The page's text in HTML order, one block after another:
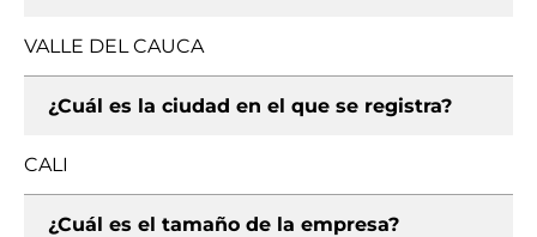
VALLE DEL CAUCA
¿Cuál es la ciudad en el que se registra?
CALI
¿Cuál es el tamaño de la empresa?